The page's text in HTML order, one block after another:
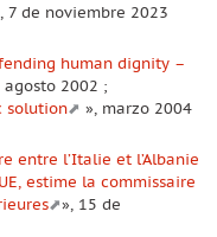
7 de noviembre 2023
human dignity –
agosto 2002 ;
solution », marzo 2004
entre l’Italie et l’Albanie
estime la commissaire
», 15 de